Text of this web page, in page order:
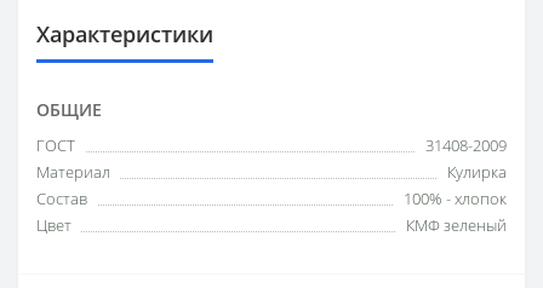
Характеристики
ОБЩИЕ
ГОСТ
31408-2009
Материал
Кулирка
Состав
100% - хлопок
Цвет
КМФ зеленый